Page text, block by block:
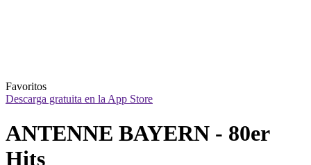
Favoritos
Descarga gratuita en la App Store
ANTENNE BAYERN - 80er
Hits